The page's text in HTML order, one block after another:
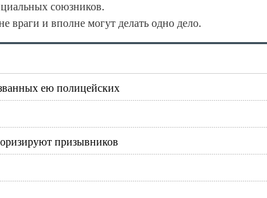
союзников.
и вполне могут делать одно дело.
ею полицейских
призывников